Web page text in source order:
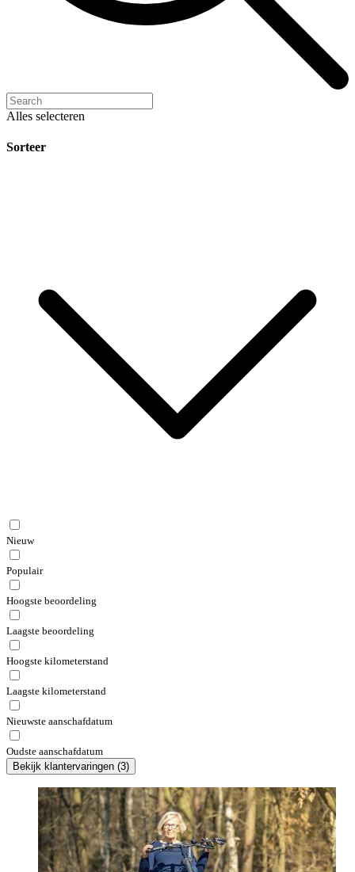
Alles selecteren
Sorteer
Nieuw
Populair
Hoogste beoordeling
Laagste beoordeling
Hoogste kilometerstand
Laagste kilometerstand
Nieuwste aanschafdatum
Oudste aanschafdatum
Bekijk klantervaringen (3)